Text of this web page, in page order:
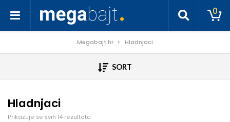
0
Megabajt.hr Hladnjaci
SORT
Hladnjaci
Prikazuje se svih 14 rezultata